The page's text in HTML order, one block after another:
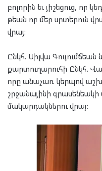
բո­լո­րին եւ յի­շե­ցուց, որ
թեան որ մեր սրտե­րուն
վրայ:
Ընկհ. Սիլ­վա
քար­տու­ղա­րու­հի Ընկհ.
որը անա­չառ կեր­պով
շրջա­նա­յի­նի
մա­կար­դակ­նե­րու վրայ: